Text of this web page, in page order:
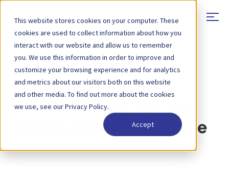
This website stores cookies on your computer. These
cookies are used to collect information about how you
interact with our website and allow us to remember
you. We use this information in order to improve and
customize your browsing experience and for analytics
and metrics about our visitors both on this website
and other media. To find out more about the cookies
we use, see our Privacy Policy.
Accept
RENDEMENT OP INVESTERING
ROI-calculator voor
automatisering van de
crediteurenadministratie